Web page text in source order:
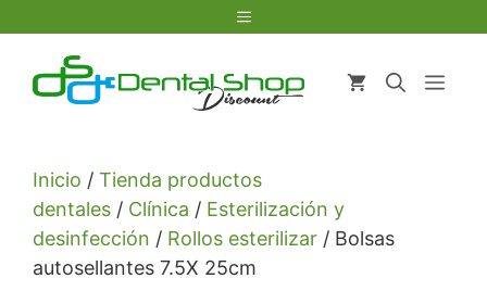
contenido
Menú
Inicio / Tienda productos
dentales / Clínica / Esterilización y
desinfección / Rollos esterilizar / Bolsas
autosellantes 7.5X 25cm